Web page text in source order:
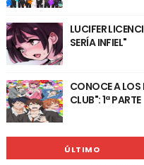
LUCIFER
SERÍA INFIEL"
CONOCE A LOS
CLUB": 1ª PARTE
ÚLTIMO